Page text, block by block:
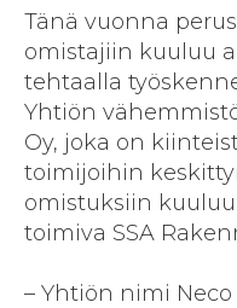
Tänä vuonna
omistajiin kuuluu
tehtaalla
Yhtiön
Oy, joka on
toimijoihin
omistuksiin
toimiva SSA
– Yhtiön nimi